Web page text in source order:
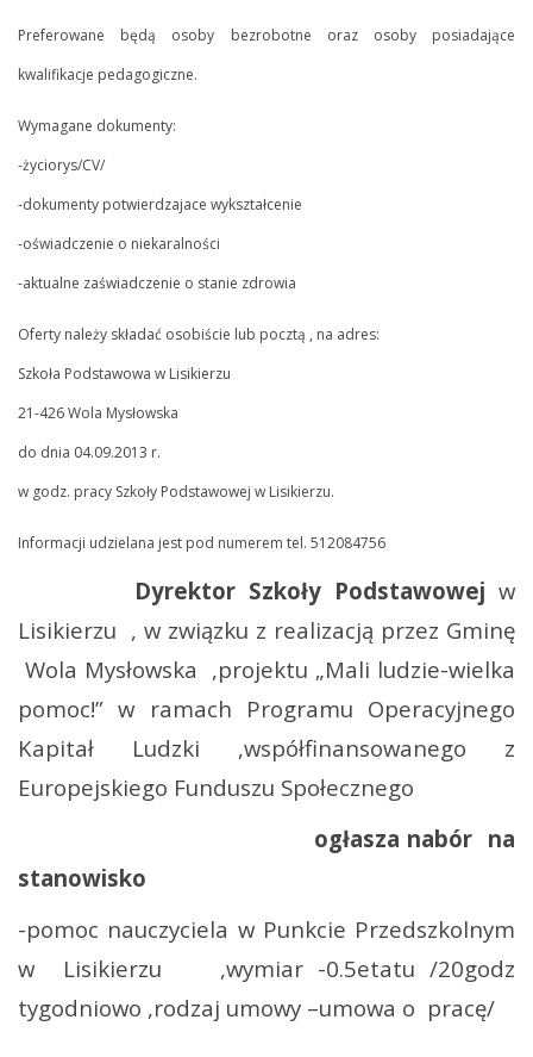
Preferowane będą osoby bezrobotne oraz osoby posiadające
kwalifikacje pedagogiczne.
Wymagane dokumenty:
-życiorys/CV/
-dokumenty potwierdzajace wykształcenie
-oświadczenie o niekaralności
-aktualne zaświadczenie o stanie zdrowia
Oferty należy składać osobiście lub pocztą , na adres:
Szkoła Podstawowa w Lisikierzu
21-426 Wola Mysłowska
do dnia 04.09.2013 r.
w godz. pracy Szkoły Podstawowej w Lisikierzu.
Informacji udzielana jest pod numerem tel. 512084756
Dyrektor Szkoły Podstawowej w
Lisikierzu , w związku z realizacją przez Gminę
Wola Mysłowska ,projektu „Mali ludzie-wielka
pomoc!” w ramach Programu Operacyjnego
Kapitał Ludzki ,współfinansowanego z
Europejskiego Funduszu Społecznego
ogłasza nabór na
stanowisko
-pomoc nauczyciela w Punkcie Przedszkolnym
w
Lisikierzu
,wymiar -0.5etatu /20godz
tygodniowo ,rodzaj umowy –umowa o pracę/